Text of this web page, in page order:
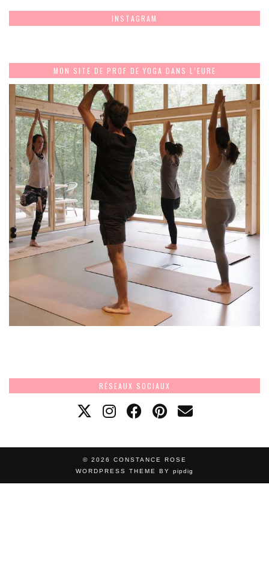
INSTAGRAM
MON SITE DE PROF DE YOGA DANS L’EURE
RÉSEAUX SOCIAUX
© 2026 CONSTANCE ROSE
WORDPRESS THEME BY pipdig